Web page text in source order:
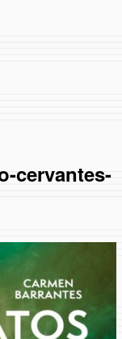
cervantes-